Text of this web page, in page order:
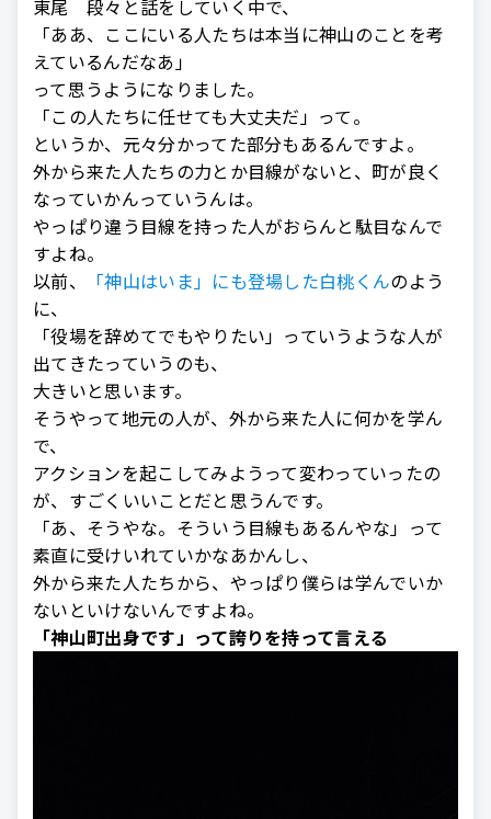
東尾 段々と話をしていく中で、
「ああ、ここにいる人たちは本当に神山のことを考
えているんだなあ」
って思うようになりました。
「この人たちに任せても大丈夫だ」って。
というか、元々分かってた部分もあるんですよ。
外から来た人たちの力とか目線がないと、町が良く
なっていかんっていうんは。
やっぱり違う目線を持った人がおらんと駄目なんで
すよね。
以前、
「神山はいま」にも登場した白桃くんのよう
に、
「役場を辞めてでもやりたい」っていうような人が
出てきたっていうのも、
大きいと思います。
そうやって地元の人が、外から来た人に何かを学ん
で、
アクションを起こしてみようって変わっていったの
が、すごくいいことだと思うんです。
「あ、そうやな。そういう目線もあるんやな」って
素直に受けいれていかなあかんし、
外から来た人たちから、やっぱり僕らは学んでいか
ないといけないんですよね。
「神山町出身です」って誇りを持って言える